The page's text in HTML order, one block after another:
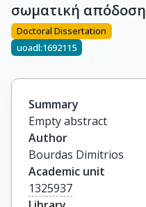
σωματική απόδοση
Doctoral Dissertation
uoadl:1692115
Summary
Empty abstract
Author
Bourdas Dimitrios
Academic unit
1325937